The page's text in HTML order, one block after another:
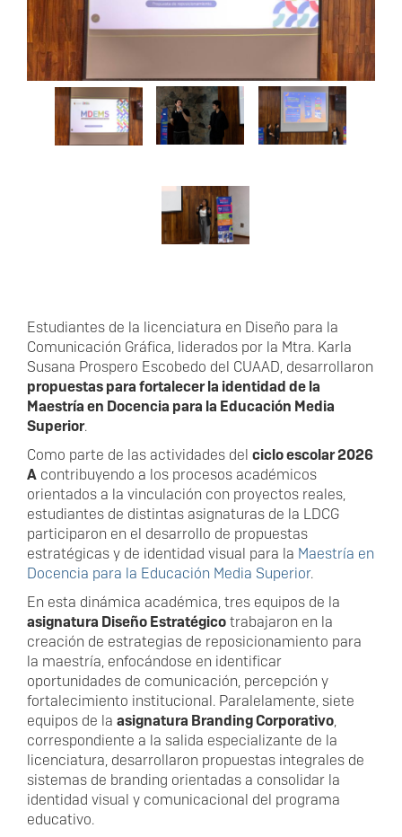
Estudiantes de la licenciatura en Diseño para la
Comunicación Gráfica, liderados por la Mtra. Karla
Susana Prospero Escobedo del CUAAD, desarrollaron
propuestas para fortalecer la identidad de la
Maestría en Docencia para la Educación Media
Superior.
Como parte de las actividades del ciclo escolar 2026
A contribuyendo a los procesos académicos
orientados a la vinculación con proyectos reales,
estudiantes de distintas asignaturas de la LDCG
participaron en el desarrollo de propuestas
estratégicas y de identidad visual para la Maestría en
Docencia para la Educación Media Superior.
En esta dinámica académica, tres equipos de la
asignatura Diseño Estratégicotrabajaron en la
creación de estrategias de reposicionamiento para
la maestría, enfocándose en identificar
oportunidades de comunicación, percepción y
fortalecimiento institucional. Paralelamente, siete
equipos de la asignatura Branding Corporativo,
correspondiente a la salida especializante de la
licenciatura, desarrollaron propuestas integrales de
sistemas de branding orientadas a consolidar la
identidad visual y comunicacional del programa
educativo.